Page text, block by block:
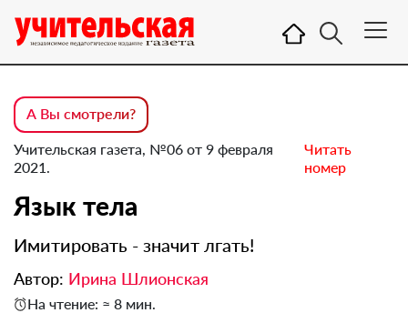
А Вы смотрели?
Учительская газета, №06 от 9 февраля
2021.
Читать
номер
Язык тела
Имитировать - значит лгать!
Автор: Ирина Шлионская
На чтение: ≈ 8 мин.